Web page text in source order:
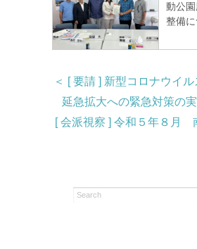
動公
整備
＜ [ 要請 ] 新型コロナウイ
延急拡大への緊急対策の
[ 会派視察 ] 令和５年８月